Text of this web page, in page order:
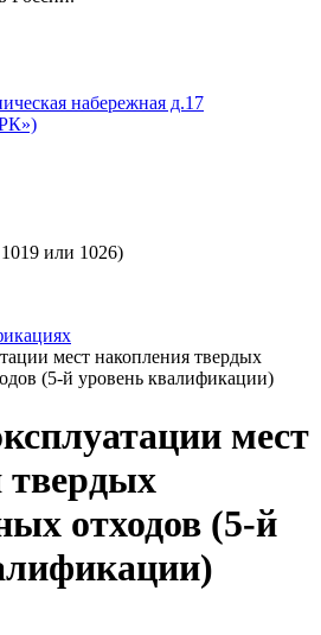
набережная д.17
или 1026)
мест накопления твердых
(5-й уровень квалификации)
мест
твердых
отходов (5-й